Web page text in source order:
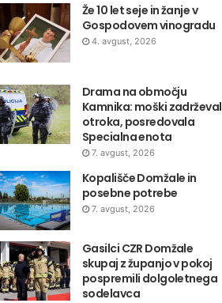
Že 10 let seje in žanje v
Gospodovem vinogradu
4. avgust, 2026
Drama na območju
Kamnika: moški zadrževal
otroka, posredovala
Specialna enota
7. avgust, 2026
Kopališče Domžale in
posebne potrebe
7. avgust, 2026
Gasilci CZR Domžale
skupaj z županjo v pokoj
pospremili dolgoletnega
sodelavca